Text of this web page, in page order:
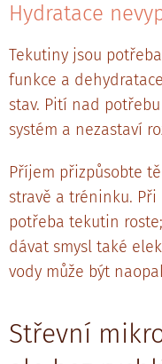
Hydratace
Tekutiny jsou
funkce a
stav. Pití nad
systém a nezastaví
Příjem přizpůsobte
stravě a tréninku.
potřeba tekutin
dávat smysl také
vody může být
Střevní